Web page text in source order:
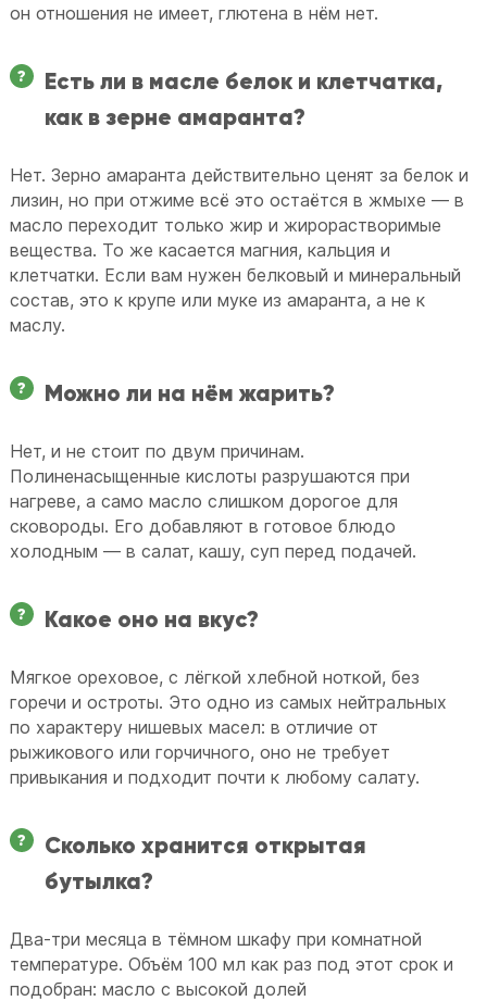
он отношения не имеет, глютена в нём нет.
Есть ли в масле белок и клетчатка,
как в зерне амаранта?
Нет. Зерно амаранта действительно ценят за белок и
лизин, но при отжиме всё это остаётся в жмыхе — в
масло переходит только жир и жирорастворимые
вещества. То же касается магния, кальция и
клетчатки. Если вам нужен белковый и минеральный
состав, это к крупе или муке из амаранта, а не к
маслу.
Можно ли на нём жарить?
Нет, и не стоит по двум причинам.
Полиненасыщенные кислоты разрушаются при
нагреве, а само масло слишком дорогое для
сковороды. Его добавляют в готовое блюдо
холодным — в салат, кашу, суп перед подачей.
Какое оно на вкус?
Мягкое ореховое, с лёгкой хлебной ноткой, без
горечи и остроты. Это одно из самых нейтральных
по характеру нишевых масел: в отличие от
рыжикового или горчичного, оно не требует
привыкания и подходит почти к любому салату.
Сколько хранится открытая
бутылка?
Два-три месяца в тёмном шкафу при комнатной
температуре. Объём 100 мл как раз под этот срок и
подобран: масло с высокой долей